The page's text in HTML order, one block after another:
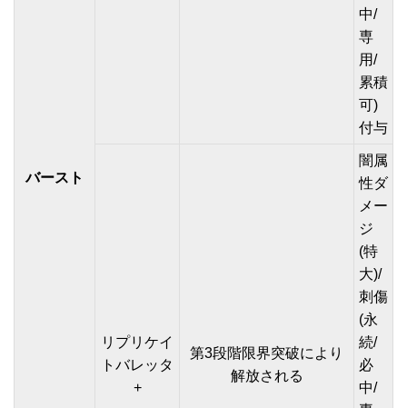
バースト
中/
専
用/
累積
可)
付与
リプリケイ
トバレッタ
+
第3段階限界突破により
解放される
闇属
性ダ
メー
ジ
(特
大)/
刺傷
(永
続/
必
中/